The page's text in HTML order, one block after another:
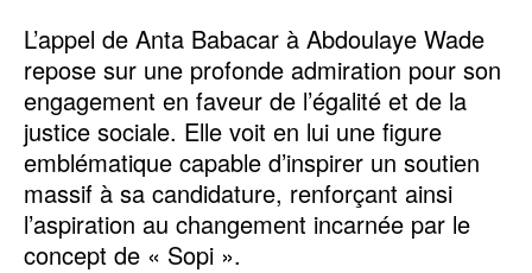
L’appel de Anta Babacar à Abdoulaye Wade
repose sur une profonde admiration pour son
engagement en faveur de l’égalité et de la
justice sociale. Elle voit en lui une figure
emblématique capable d’inspirer un soutien
massif à sa candidature, renforçant ainsi
l’aspiration au changement incarnée par le
concept de « Sopi ».